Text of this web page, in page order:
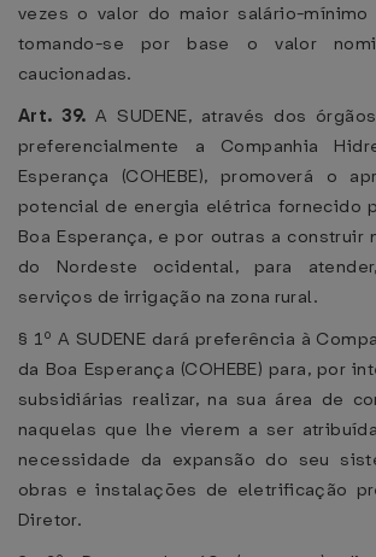
vezes o valor do maior salário-
tomando-se por base o valor
caucionadas.
Art. 39.A SUDENE, através dos
preferencialmente a Companhia
Esperança (COHEBE), promoverá o
potencial de energia elétrica fornecido
Boa Esperança, e por outras a construir
do Nordeste ocidental, para
serviços de irrigação na zona rural.
§ 1º A SUDENE dará preferência à
da Boa Esperança (COHEBE) para, por
subsidiárias realizar, na sua área de
naquelas que lhe vierem a ser
necessidade da expansão do seu
obras e instalações de eletrificação
Diretor.